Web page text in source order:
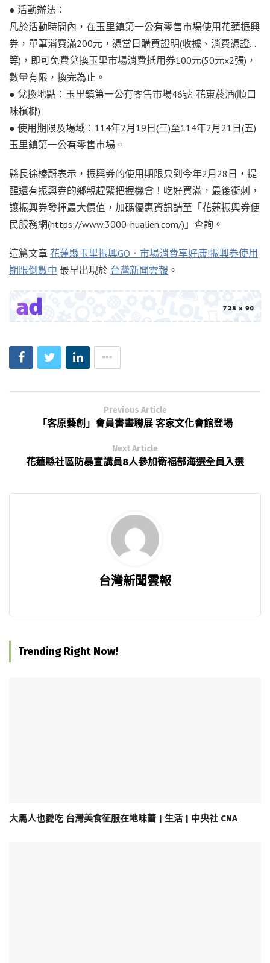
● 活動辦法：
凡於活動時間內，在玉里鎮第一公有零售市場使用花蓮振興
券，單筆消費滿200元，憑當日購買證明(收據、消費憑證…
等)，即可免費兌換玉里市場消費抵用券100元(50元x2張)，
數量有限，換完為止。
● 兌換地點：玉里鎮第一公有零售市場46號-花東菸酒(順口
味檳榔)
● 使用期限及場域：114年2月19日(三)至114年2月21日(五)
玉里鎮第一公有零售市場。
縣長徐榛蔚表示，振興券的使用期限只到今年2月28日，提
醒還有振興券的鄉親趕緊把握機會！吃好買滿，最後衝刺，
讓振興券發揮最大價值，加碼優惠資訊請至「花蓮振興券便
民服務網(https://www.3000-hualien.com/)」查詢。
這篇文章 花蓮縣玉里振興GO．市場消費享好康!振興券使用
期限倒數中 最早出現於 台灣新聞雲報 。
Previous Article
「客原藝創」會員書畫聯展 客家文化會館登場
Next Article
花蓮縣社區防暴宣講員8人參加衛福部海選全員入選
台灣新聞雲報
Trending Right Now!
大馬人也愛吃 台灣美食征服在地味蕾 | 生活 | 中央社 CNA